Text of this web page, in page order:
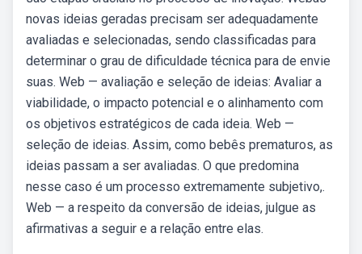
novas ideias geradas precisam ser adequadamente
avaliadas e selecionadas, sendo classificadas para
determinar o grau de dificuldade técnica para de envie
suas. Web — avaliação e seleção de ideias: Avaliar a
viabilidade, o impacto potencial e o alinhamento com
os objetivos estratégicos de cada ideia. Web —
seleção de ideias. Assim, como bebês prematuros, as
ideias passam a ser avaliadas. O que predomina
nesse caso é um processo extremamente subjetivo,.
Web — a respeito da conversão de ideias, julgue as
afirmativas a seguir e a relação entre elas.